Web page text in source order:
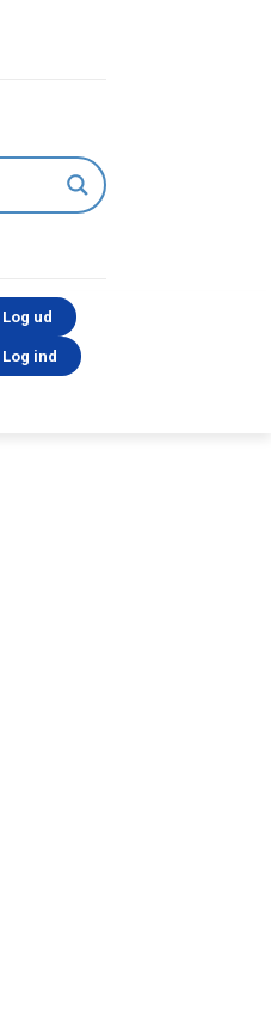
Log ud
Log ind